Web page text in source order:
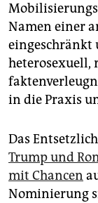
Namen einer
eingeschränkt
heterosexuell,
in die Praxis
Das
Trump und
mit Chancen
Nominierung